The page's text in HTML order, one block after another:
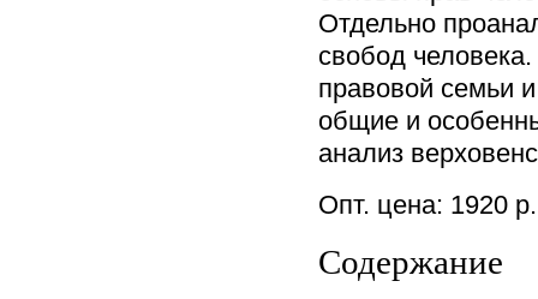
Отдельно
свобод
правовой семьи
общие и
анализ
Опт. цена: 1920
Содержание